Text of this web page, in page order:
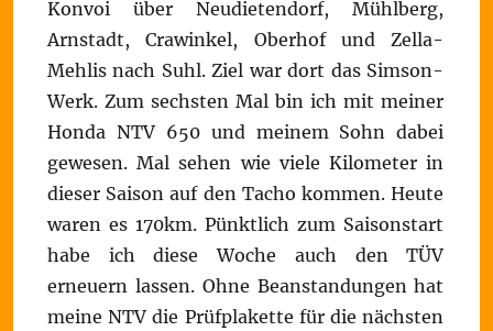
Konvoi über Neudietendorf, Mühlberg,
Arnstadt, Crawinkel, Oberhof und Zella-
Mehlis nach Suhl. Ziel war dort das Simson-
Werk. Zum sechsten Mal bin ich mit meiner
Honda NTV 650 und meinem Sohn dabei
gewesen. Mal sehen wie viele Kilometer in
dieser Saison auf den Tacho kommen. Heute
waren es 170km. Pünktlich zum Saisonstart
habe ich diese Woche auch den TÜV
erneuern lassen. Ohne Beanstandungen hat
meine NTV die Prüfplakette für die nächsten